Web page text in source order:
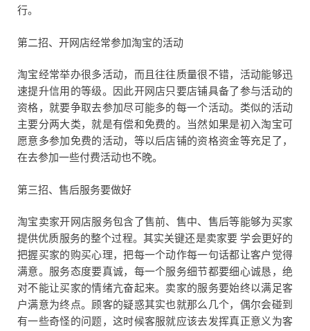
行。
第二招、开网店经常参加淘宝的活动
淘宝经常举办很多活动，而且往往质量很不错，活动能够迅
速提升信用的等级。因此开网店只要店铺具备了参与活动的
资格，就要争取去参加尽可能多的每一个活动。类似的活动
主要分两大类，就是有偿和免费的。当然如果是初入淘宝可
愿意多参加免费的活动，等以后店铺的资格资金等充足了，
在去参加一些付费活动也不晚。
第三招、售后服务要做好
淘宝卖家开网店服务包含了售前、售中、售后等能够为买家
提供优质服务的整个过程。其实关键还是卖家要 学会更好的
把握买家的购买心理，把每一个动作每一句话都让客户觉得
满意。服务态度要真诚，每一个服务细节都要细心诚恳，绝
对不能让买家的情绪亢奋起来。卖家的服务要始终以满足客
户满意为终点。顾客的疑惑其实也就那么几个，偶尔会碰到
有一些奇怪的问题，这时候客服就应该去发挥真正意义为客